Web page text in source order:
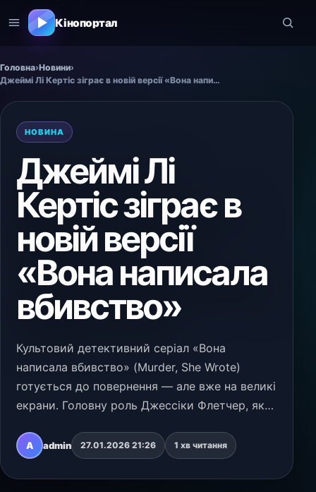
Кінопортал
Головна›Новини›
Джеймі Лі Кертіс зіграє в новій версії «Вона написала вбивство»
НОВИНА
Джеймі Лі
Кертіс зіграє в
новій версії
«Вона написала
вбивство»
Культовий детективний серіал «Вона
написала вбивство» (Murder, She Wrote)
готується до повернення — але вже на великі
екрани. Головну роль Джессіки Флетчер, яку
Ленсбері, виконає Джеймі Лі Кертіс.
Режисером екранізаці…
A admin 27.01.2026 21:26 1 хв читання